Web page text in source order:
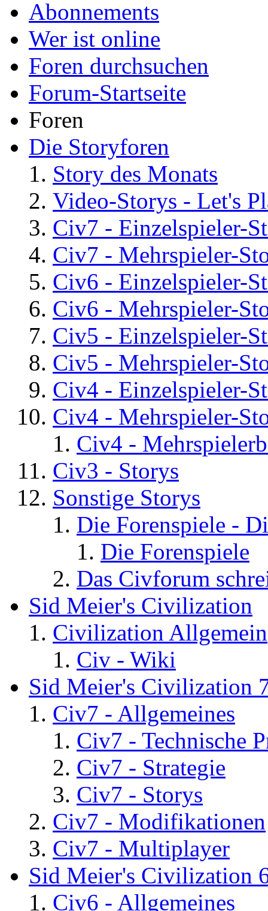
Abonnements
Wer ist online
Foren durchsuchen
Forum-Startseite
Foren
Die Storyforen
Story des Monats
Video-Storys - Let's
Civ7 - Einzelspieler-
Civ7 - Mehrspieler-
Civ6 - Einzelspieler-
Civ6 - Mehrspieler-
Civ5 - Einzelspieler-
Civ5 - Mehrspieler-
Civ4 - Einzelspieler-
Civ4 - Mehrspieler-
Civ4 -
Civ3 - Storys
Sonstige Storys
Die Forenspiele -
Die Forenspiele
Das Civforum
Sid Meier's Civilization
Civilization Allgemein
Civ - Wiki
Sid Meier's Civilization
Civ7 - Allgemeines
Civ7 - Technische
Civ7 - Strategie
Civ7 - Storys
Civ7 - Modifikationen
Civ7 - Multiplayer
Sid Meier's Civilization
Civ6 - Allgemeines